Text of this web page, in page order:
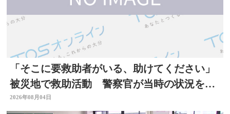
「そこに要救助者がいる、助けてください」
被災地で救助活動 警察官が当時の状況を語
る 大分
2026年08月04日